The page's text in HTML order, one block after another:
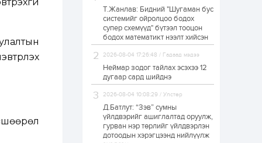
“Хотын дарга сонсож
байна” 150150 тусгай
дугаарыг
наймдугаар сарын
14-нөөс ажиллуулж...
19 цаг 0
“Чингис хаан” олон
улсын нисэх буудал
руу нийтийн тээврийн
автобус 24 цагаар
үйлчилж байна
1 өдөр 1 0
Нийслэлийн
Т.Жанлав: Бидний "Шугаман бус
системийг ойролцоо бодох
супер схемүүд" бүтээл тооцон
бодох математикт нээлт хийсэн
2026-08-04 17:26:48 / Гадаад мэдээ
Неймар зодог тайлах эсэхээ 12
дугаар сард шийднэ
2026-08-04 10:08:29 / Улстөр
Д.Батлут: “Зэв” сумны
үйлдвэрийг ашиглалтад оруулж,
гурван нэр төрлийг үйлдвэрлэн
дотоодын хэрэгцээнд нийлүүлж